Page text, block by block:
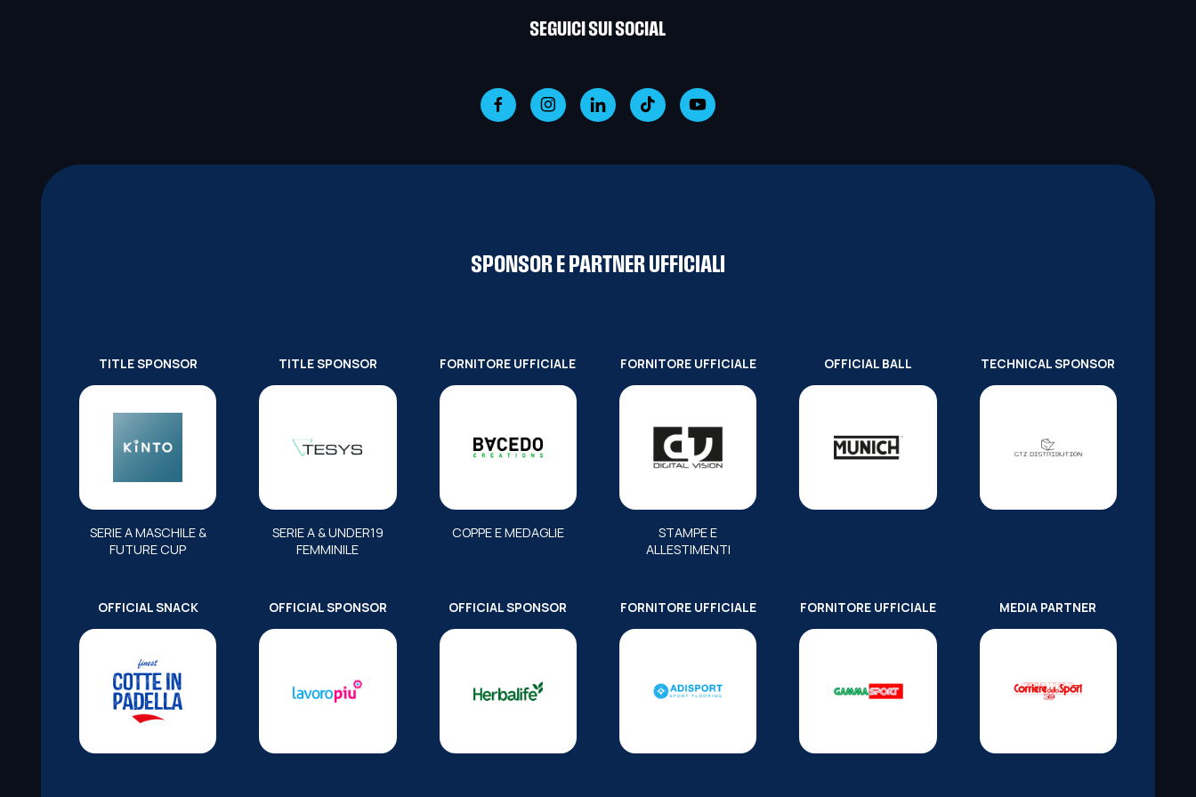
SEGUICI SUI SOCIAL
SPONSOR E PARTNER UFFICIALI
TITLE SPONSOR
SERIE A MASCHILE &
FUTURE CUP
TITLE SPONSOR
SERIE A & UNDER19
FEMMINILE
FORNITORE UFFICIALE
COPPE E MEDAGLIE
FORNITORE UFFICIALE
STAMPE E
ALLESTIMENTI
OFFICIAL BALL TECHNICAL SPONSOR
OFFICIAL SNACK OFFICIAL SPONSOR OFFICIAL SPONSOR FORNITORE UFFICIALE FORNITORE UFFICIALE MEDIA PARTNER